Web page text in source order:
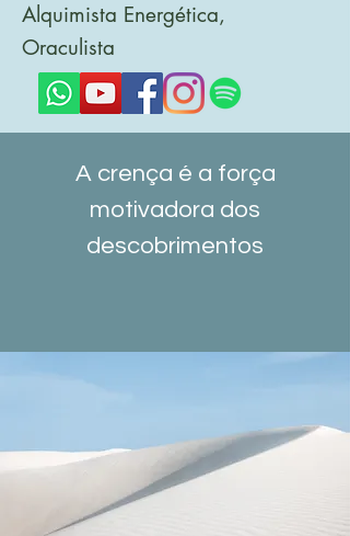
Alquimista Energética,
Oraculista
A crença é a força
motivadora dos
descobrimentos